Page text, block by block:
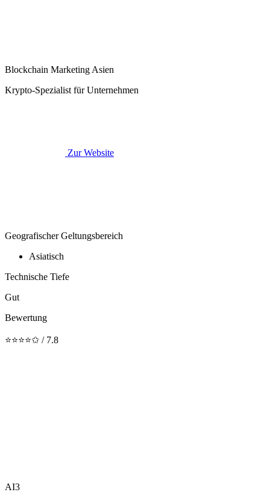
Blockchain Marketing Asien
Krypto-Spezialist für Unternehmen
Zur Website
Geografischer Geltungsbereich
Asiatisch
Technische Tiefe
Gut
Bewertung
⭐⭐⭐⭐✩ / 7.8
AI3